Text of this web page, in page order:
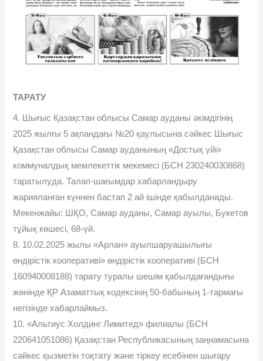
ТАРАТУ
4. Шығыс Қазақстан облысы Самар ауданы əкімдігінің
2025 жылғы 5 ақпандағы №20 қаулысына сəйкес Шығыс
Қазақстан облысы Самар ауданының «Достық үйі»
коммуналдық мемлекеттік мекемесі (БСН 230240030868)
таратылуда. Талап-шағымдар хабарландыру
жарияланған күннен бастап 2 ай ішінде қабылданады.
Мекенжайы: ШҚО, Самар ауданы, Самар ауылы, Букетов
тұйық көшесі, 68-үй.
8. 10.02.2025 жылы «Арлан» ауылшаруашылығы
өндірістік кооперативі» өндірістік кооперативі (БСН
160940008188) тарату туралы шешім қабылдағандығы
жөнінде ҚР Азаматтық кодексінің 50-бабының 1-тармағы
негізінде хабарлаймыз.
10. «Альтиус Холдинг Лимитед» филиалы (БСН
220641051086) Қазақстан Республикасының заңнамасына
сəйкес қызметін тоқтату жəне тіркеу есебінен шығару